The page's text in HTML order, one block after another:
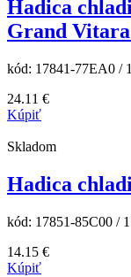
Hadica
Grand Vitara
kód: 17841-77EA0 /
24.11 €
Kúpiť
Skladom
Hadica
kód: 17851-85C00 /
14.15 €
Kúpiť